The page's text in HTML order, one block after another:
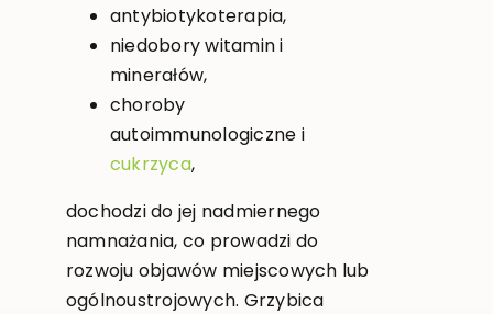
antybiotykoterapia,
niedobory witamin i
minerałów,
choroby
autoimmunologiczne i
cukrzyca,
dochodzi do jej nadmiernego
namnażania, co prowadzi do
rozwoju objawów miejscowych lub
ogólnoustrojowych. Grzybica